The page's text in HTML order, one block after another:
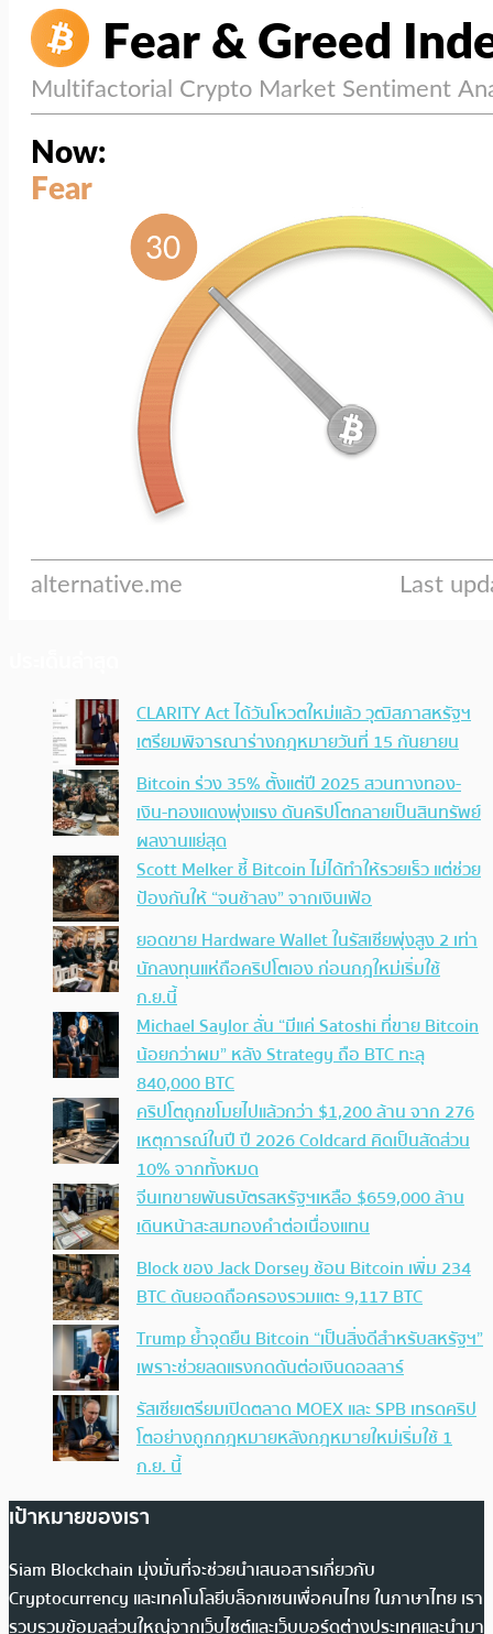
CLARITY Act ได้วันโหวตใหม่แล้ว วุฒิสภาสหรัฐฯ
เตรียมพิจารณาร่างกฎหมายวันที่ 15 กันยายน
Bitcoin ร่วง 35% ตั้งแต่ปี 2025 สวนทางทอง-
เงิน-ทองแดงพุ่งแรง ดันคริปโตกลายเป็นสินทรัพย์
ผลงานแย่สุด
Scott Melker ชี้ Bitcoin ไม่ได้ทำให้รวยเร็ว แต่ช่วย
ป้องกันให้ “จนช้าลง” จากเงินเฟ้อ
ยอดขาย Hardware Wallet ในรัสเซียพุ่งสูง 2 เท่า
นักลงทุนแห่ถือคริปโตเอง ก่อนกฎใหม่เริ่มใช้
ก.ย.นี้
Michael Saylor ลั่น “มีแค่ Satoshi ที่ขาย Bitcoin
น้อยกว่าผม” หลัง Strategy ถือ BTC ทะลุ
840,000 BTC
คริปโตถูกขโมยไปแล้วกว่า $1,200 ล้าน จาก 276
เหตุการณ์ในปี ปี 2026 Coldcard คิดเป็นสัดส่วน
10% จากทั้งหมด
จีนเทขายพันธบัตรสหรัฐฯเหลือ $659,000 ล้าน
เดินหน้าสะสมทองคำต่อเนื่องแทน
Block ของ Jack Dorsey ช้อน Bitcoin เพิ่ม 234
BTC ดันยอดถือครองรวมแตะ 9,117 BTC
Trump ย้ำจุดยืน Bitcoin “เป็นสิ่งดีสำหรับสหรัฐฯ”
เพราะช่วยลดแรงกดดันต่อเงินดอลลาร์
รัสเซียเตรียมเปิดตลาด MOEX และ SPB เทรดคริป
โตอย่างถูกกฎหมายหลังกฎหมายใหม่เริ่มใช้ 1
ก.ย. นี้
เป้าหมายของเรา
Siam Blockchain มุ่งมั่นที่จะช่วยนำเสนอสารเกี่ยวกับ
Cryptocurrency และเทคโนโลยีบล็อกเชนเพื่อคนไทย ในภาษาไทย เรา
รวบรวมข้อมูลส่วนใหญ่จากเว็บไซต์และเว็บบอร์ดต่างประเทศและนำมา